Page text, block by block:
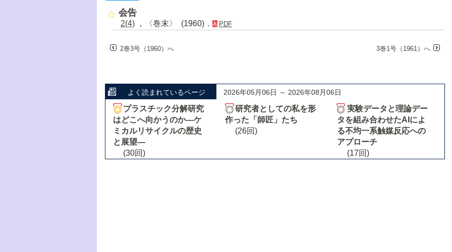
会告
2(4) ，〈巻末〉 (1960)． PDF
2巻3号（1960）へ 3巻1号（1961）へ
よく読まれているページ 2026年05月06日 ～ 2026年08月06日
プラスチック分解研究
はどこへ向かうのか―ケ
ミカルリサイクルの歴史
と展望―
(30回)
研究者としての私を形
作った「師匠」たち
(26回)
実験データと理論デー
タを組み合わせたAIによ
る不均一系触媒反応への
アプローチ
(17回)